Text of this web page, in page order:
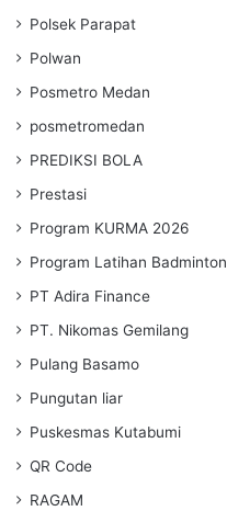
Polsek Parapat
Polwan
Posmetro Medan
posmetromedan
PREDIKSI BOLA
Prestasi
Program KURMA 2026
Program Latihan Badminton
PT Adira Finance
PT. Nikomas Gemilang
Pulang Basamo
Pungutan liar
Puskesmas Kutabumi
QR Code
RAGAM